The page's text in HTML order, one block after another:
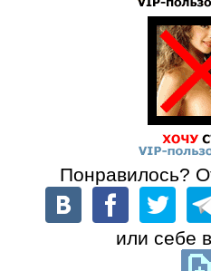
Понравилось?
или себе